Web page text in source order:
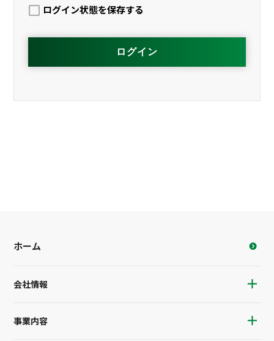
ログイン状態を保存する
ホーム
会社情報
事業内容